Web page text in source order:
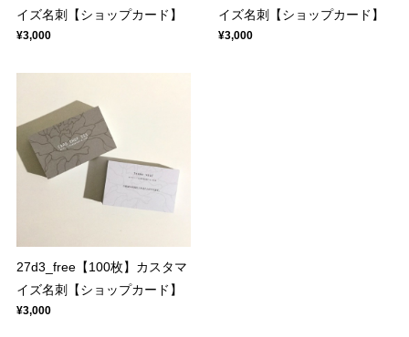
イズ名刺【ショップカード】
¥3,000
イズ名刺【ショップカード】
¥3,000
27d3_free【100枚】カスタマ
イズ名刺【ショップカード】
¥3,000